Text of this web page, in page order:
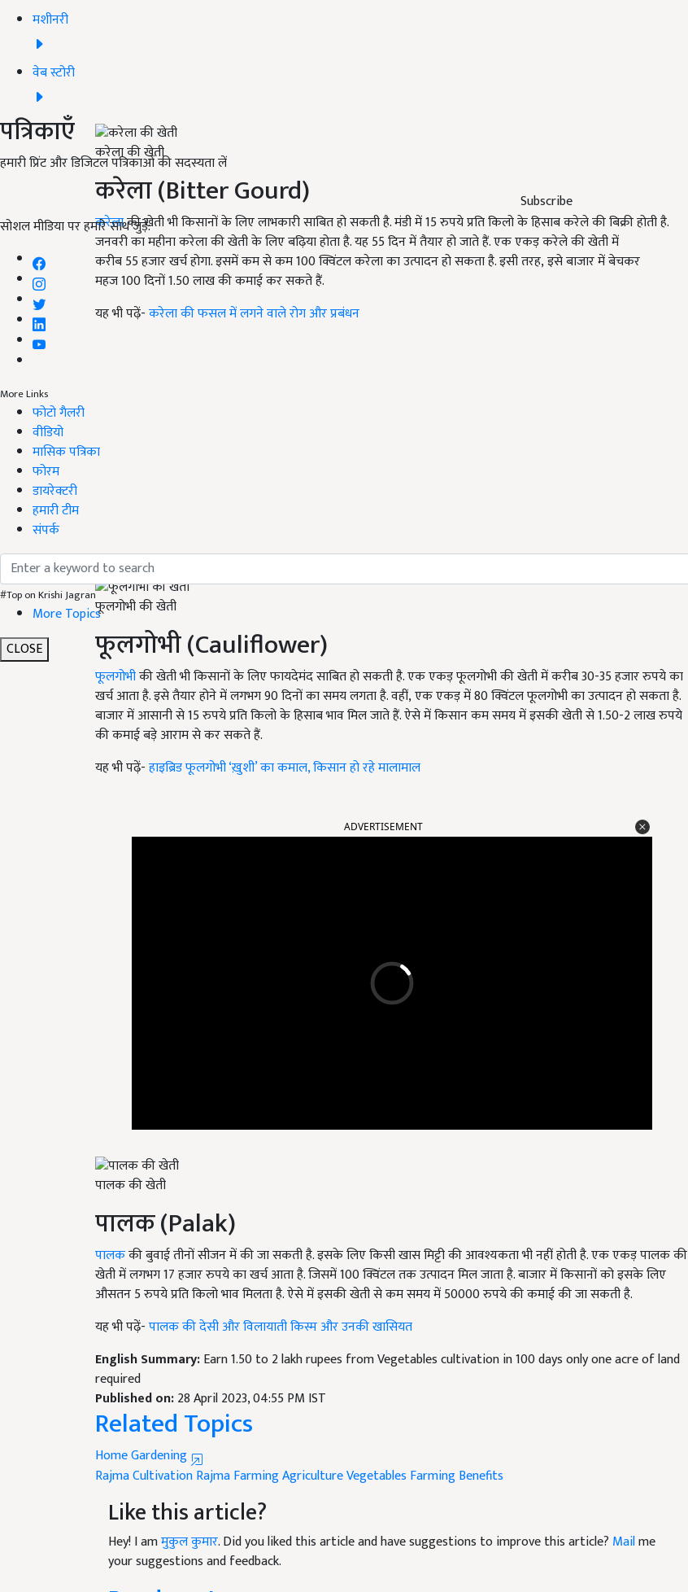
मशीनरी
वेब स्टोरी
पत्रिकाएँ
हमारी प्रिंट और डिजिटल पत्रिकाओं की सदस्यता लें
Subscribe
सोशल मीडिया पर हमारे साथ जुड़ें:
More Links
फोटो गैलरी
वीडियो
मासिक पत्रिका
फोरम
डायरेक्टरी
हमारी टीम
संपर्क
#Top on Krishi Jagran
More Topics
CLOSE
करेला की खेती
करेला(Bitter Gourd)
करेलाकी खेती भी किसानों के लिए लाभकारी साबित हो सकती है. मंडी में15रुपये प्रति किलो के हिसाब करेले की बिक्री होती है.
जनवरी का महीना करेला की खेती के लिए बढ़िया होता है. यह55दिन में तैयार हो जाते हैं. एक एकड़ करेले की खेती में
करीब55हजार खर्च होगा. इसमें कम से कम100क्विंटल करेला का उत्पादन हो सकता है. इसी तरह,इसे बाजार में बेचकर
महज100दिनों1.50लाख की कमाई कर सकते हैं.
यह भी पढ़ें-करेला की फसल में लगने वाले रोग और प्रबंधन
फूलगोभी की खेती
फूलगोभी(Cauliflower)
फूलगोभीकी खेती भी किसानों के लिए फायदेमंद साबित हो सकती है. एक एकड़ फूलगोभी की खेती में करीब30-35हजार रुपये का
खर्च आता है. इसे तैयार होने में लगभग90दिनों का समय लगता है. वहीं,एक एकड़ में80क्विंटल फूलगोभी का उत्पादन हो सकता है.
बाजार में आसानी से15रुपये प्रति किलो के हिसाब भाव मिल जाते हैं. ऐसे में किसान कम समय में इसकी खेती से1.50-2लाख रुपये
की कमाई बड़े आराम से कर सकते हैं.
यह भी पढ़ें-हाइब्रिड फूलगोभी ‘ख़ुशी’ का कमाल, किसान हो रहे मालामाल
ADVERTISEMENT
पालक की खेती
पालक(Palak)
पालककी बुवाई तीनों सीजन में की जा सकती है. इसके लिए किसी खास मिट्टी की आवश्यकता भी नहीं होती है. एक एकड़ पालक की
खेती में लगभग17हजार रुपये का खर्च आता है. जिसमें100क्विंटल तक उत्पादन मिल जाता है. बाजार में किसानों को इसके लिए
औसतन5रुपये प्रति किलो भाव मिलता है. ऐसे में इसकी खेती से कम समय में50000रुपये की कमाई की जा सकती है.
यह भी पढ़ें-पालक की देसी और विलायाती किस्म और उनकी खासियत
English Summary:Earn 1.50 to 2 lakh rupees from Vegetables cultivation in 100 days only one acre of land
required
Published on:28 April 2023, 04:55 PM IST
Related Topics
Home Gardening
Rajma CultivationRajma FarmingAgricultureVegetables Farming Benefits
Like this article?
Hey! I amमुकुल कुमार. Did you liked this article and have suggestions to improve this article? Mailme
your suggestions and feedback.